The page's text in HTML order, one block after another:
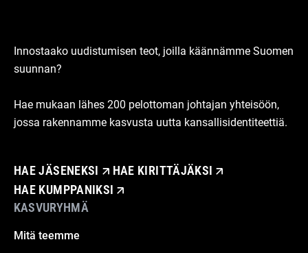
Innostaako uudistumisen teot, joilla käännämme Suomen
suunnan?
Hae mukaan lähes 200 pelottoman johtajan yhteisöön,
jossa rakennamme kasvusta uutta kansallisidentiteettiä.
HAE JÄSENEKSI
HAE KIRITTÄJÄKSI
HAE KUMPPANIKSI
KASVURYHMÄ
Mitä teemme